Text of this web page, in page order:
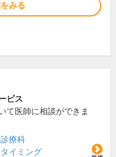
みる
ビス
て医師に相談ができま
療科
イミング